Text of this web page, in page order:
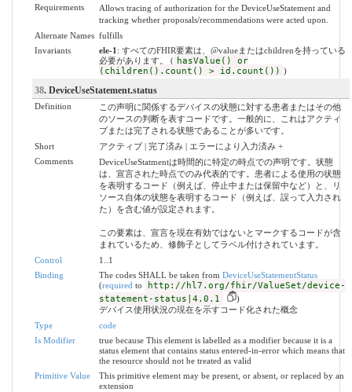
Requirements
Allows tracing of authorization for the DeviceUseStatement and
tracking whether proposals/recommendations were acted upon.
Alternate Names fulfills
Invariants
ele-1 : すべてのFHIR要素は、@valueまたはchildrenを持っている
必要があります。 ( hasValue() or
(children().count() > id.count()) )
38. DeviceUseStatement.status
Definition
この声明に関係するデバイスの状態に対する患者またはその他
のソースの判断を表すコードです。一般的に、これはアクティ
ブまたは完了される状態であることが多いです。
Short
アクティブ | 完了済み | エラーにより入力済み +
Comments
DeviceUseStatmentは時間的に特定の時点での声明です。状態
は、宣言された時点でのみ代表的です。患者による使用の状態
を表明するコード（例えば、停止中または保留中など）と、リ
ソース自体の状態を表明するコード（例えば、誤って入力され
た）を含む値が設定されます。
この要素は、宣言を現在有効ではないとマークするコードが含
まれているため、修飾子としてラベル付けされています。
Control
1..1
Binding
The codes SHALL be taken from DeviceUseStatementStatus
(required to
http://hl7.org/fhir/ValueSet/device-
statement-status|4.0.1
)
デバイス使用状況の現在を示すコード化された概念
Type
code
Is Modifier
true because This element is labelled as a modifier because it is a
status element that contains status entered-in-error which means that
the resource should not be treated as valid
Primitive Value
This primitive element may be present, or absent, or replaced by an
extension